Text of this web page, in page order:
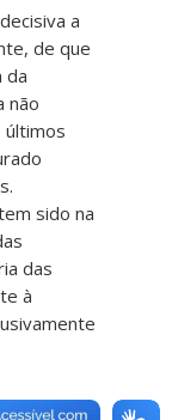
a
de que
da
não
últimos
sido na
das
à
acima